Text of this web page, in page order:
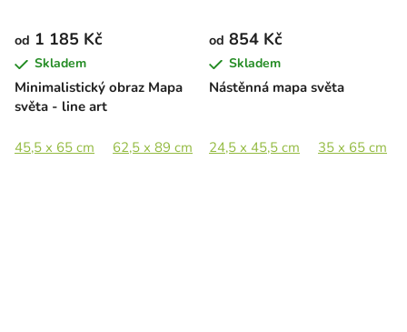
Minimalistický obraz Mapa
světa - line art
od 1 185 Kč
Skladem
45,5 x 65 cm 62,5 x 89 cm 89 x 127 cm
Nástěnná mapa světa
od 854 Kč
Skladem
24,5 x 45,5 cm 35 x 65 cm